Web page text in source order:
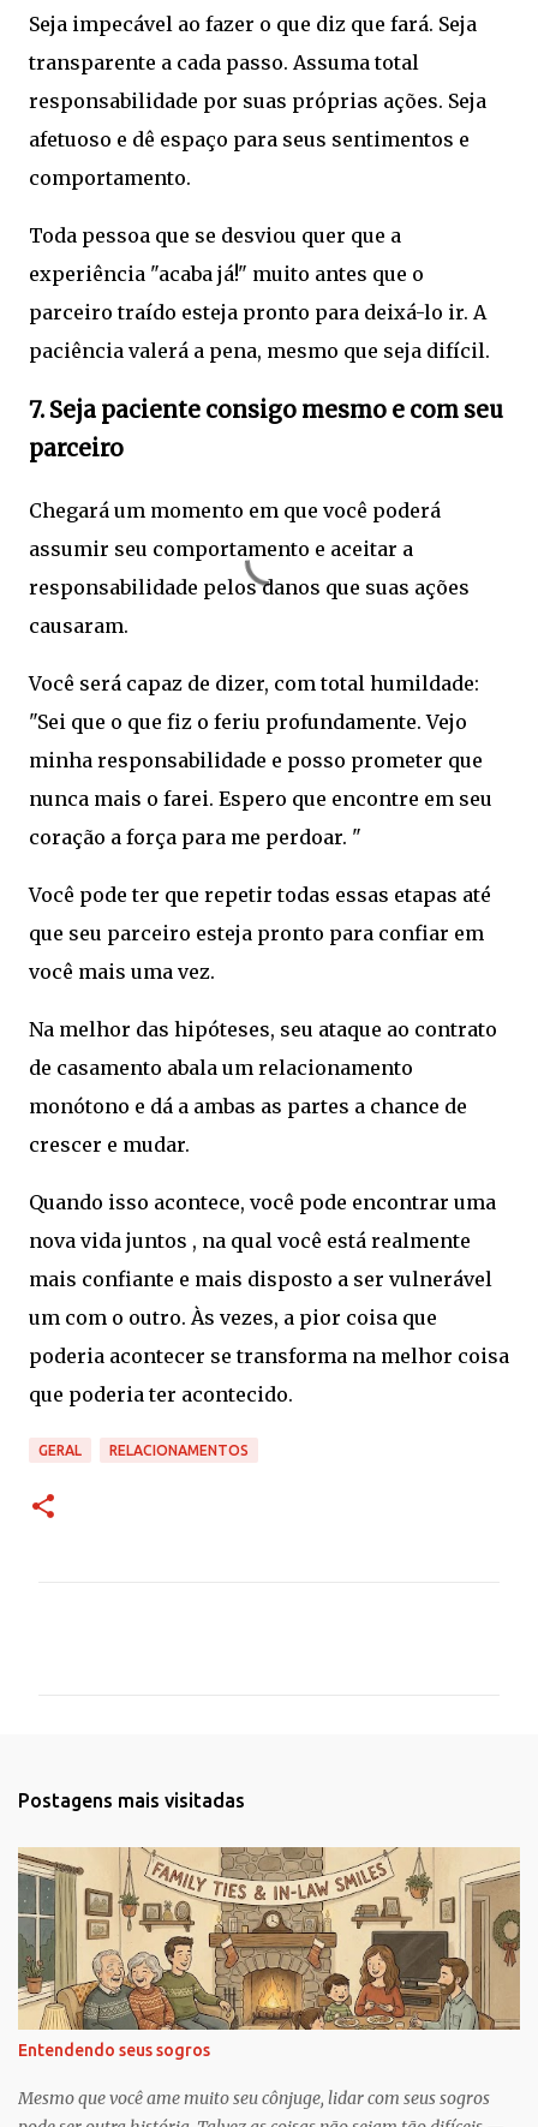
Seja impecável ao fazer o que diz que fará. Seja
transparente a cada passo. Assuma total
responsabilidade por suas próprias ações. Seja
afetuoso e dê espaço para seus sentimentos e
comportamento.
Toda pessoa que se desviou quer que a
experiência "acaba já!" muito antes que o
parceiro traído esteja pronto para deixá-lo ir. A
paciência valerá a pena, mesmo que seja difícil.
7. Seja paciente consigo mesmo e com seu
parceiro
Chegará um momento em que você poderá
assumir seu comportamento e aceitar a
responsabilidade pelos danos que suas ações
causaram.
Você será capaz de dizer, com total humildade:
"Sei que o que fiz o feriu profundamente. Vejo
minha responsabilidade e posso prometer que
nunca mais o farei. Espero que encontre em seu
coração a força para me perdoar. "
Você pode ter que repetir todas essas etapas até
que seu parceiro esteja pronto para confiar em
você mais uma vez.
Na melhor das hipóteses, seu ataque ao contrato
de casamento abala um relacionamento
monótono e dá a ambas as partes a chance de
crescer e mudar.
Quando isso acontece, você pode encontrar uma
nova vida juntos , na qual você está realmente
mais confiante e mais disposto a ser vulnerável
um com o outro. Às vezes, a pior coisa que
poderia acontecer se transforma na melhor coisa
que poderia ter acontecido.
GERAL RELACIONAMENTOS
r
i
o
s
Postagens mais visitadas
Entendendo seus sogros
Mesmo que você ame muito seu cônjuge, lidar com seus sogros